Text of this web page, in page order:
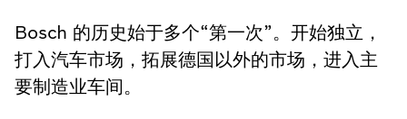
Bosch 的历史始于多个“第一次”。开始独立，
打入汽车市场，拓展德国以外的市场，进入主
要制造业车间。